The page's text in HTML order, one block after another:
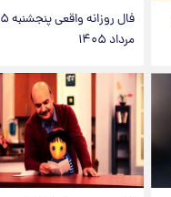
فال روزانه
مرداد ۱۴۰۵